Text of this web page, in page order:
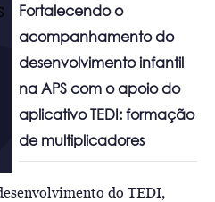
Fortalecendo o
acompanhamento do
desenvolvimento infantil
na APS com o apoio do
aplicativo TEDI: formação
de multiplicadores
do TEDI,